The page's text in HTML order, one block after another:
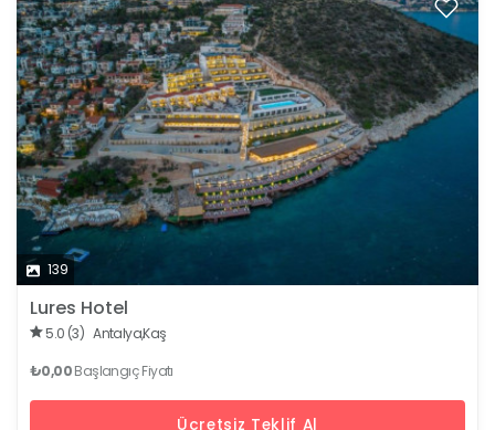
139
Lures Hotel
5.0 (3) Antalya,Kaş
₺0,00Başlangıç Fiyatı
Ücretsiz Teklif Al